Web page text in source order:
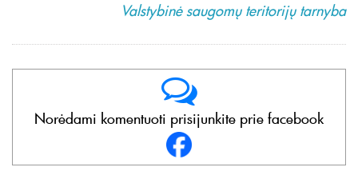
Valstybinė saugomų teritorijų tarnyba
Norėdami komentuoti prisijunkite prie facebook